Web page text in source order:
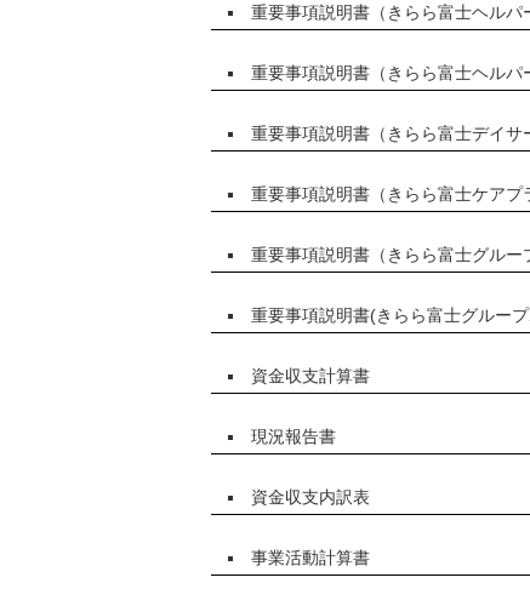
重要事項説明書（きらら富士ヘルパ
重要事項説明書（きらら富士ヘルパ
重要事項説明書（きらら富士デイサ
重要事項説明書（きらら富士ケアプ
重要事項説明書（きらら富士グルー
重要事項説明書(きらら富士グループ
資金収支計算書
現況報告書
資金収支内訳表
事業活動計算書